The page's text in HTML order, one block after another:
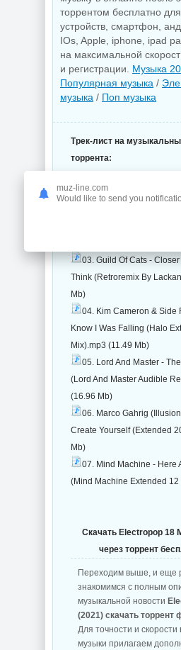
торрентом бесплатно
устройств, смартфон,
IOs, Apple, iphone, ipad
на максимальной
и регистрации. Музыка
Популярная музыка /
музыка / Поп музыка
Трек-лист на
торрента:
01. Antilav feat. Infy -
03. Guild Of Cats -
Think (Retroremix By
Mb)
04. Kim Cameron & Side
Know I Was Falling (Halo
Mix).mp3 (11.49 Mb)
05. Lord And Master -
(Lord And Master Audible
(16.96 Mb)
06. Marco Gahrig
Create Yourself (Extended
Mb)
07. Mind Machine - Here
(Mind Machine Extended 12
Скачать Electropop 18
через торрент
Переходим выше, и еще
знакомимся с полным
музыкальной новости
(2021) скачать торрент
Для точности и скорости
музыки прилагаем
muz-line.com
Would like to send you